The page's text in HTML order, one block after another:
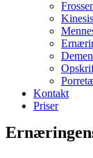
Kontakt
Priser